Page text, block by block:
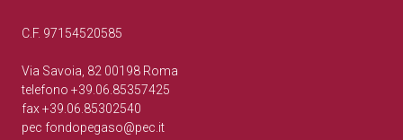
C.F. 97154520585
Via Savoia, 82 00198 Roma
telefono +39.06.85357425
fax +39.06.85302540
pec fondopegaso@pec.it